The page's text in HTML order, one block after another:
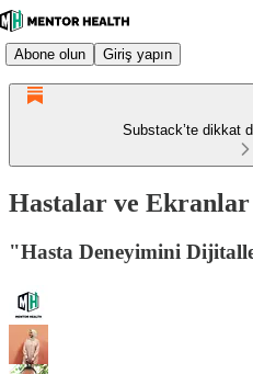
Abone olun Giriş yapın
Substack’te dikkat
Hastalar ve Ekranlar
"Hasta Deneyimini